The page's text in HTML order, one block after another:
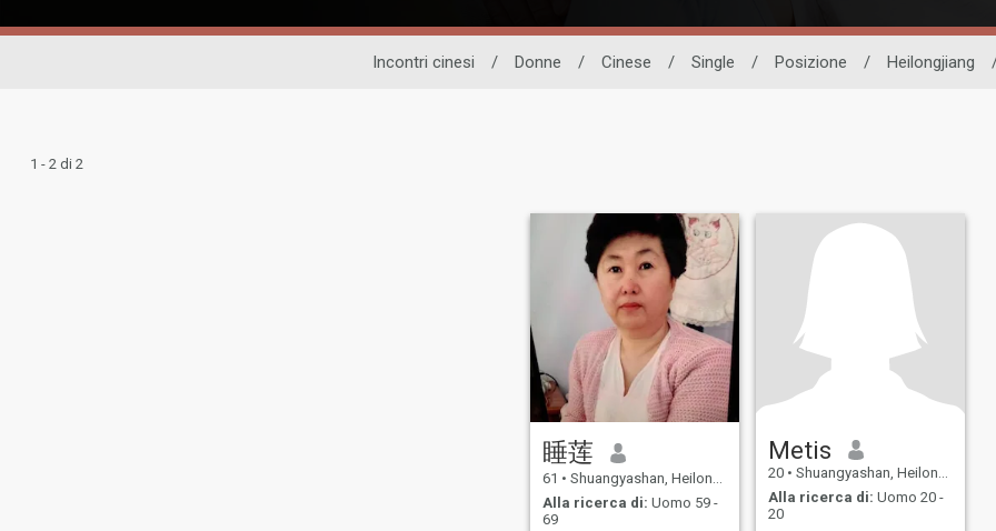
Incontri cinesi / Donne / Cinese / Single / Posizione / Heilongjiang
1 - 2 di 2
睡莲
61 • Shuangyashan, Heilongjiang, Cina
Alla ricerca di: Uomo 59 -
69
Metis
20 • Shuangyashan, Heilongjiang, Cina
Alla ricerca di: Uomo 20 -
20